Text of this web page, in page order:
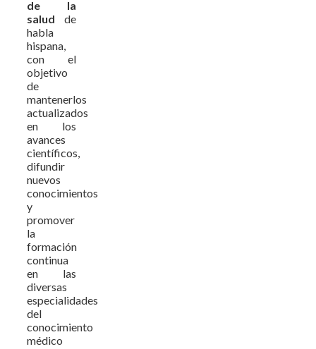
de la
salud de
habla
hispana,
con el
objetivo
de
mantenerlos
actualizados
en los
avances
científicos,
difundir
nuevos
conocimientos
y
promover
la
formación
continua
en las
diversas
especialidades
del
conocimiento
médico